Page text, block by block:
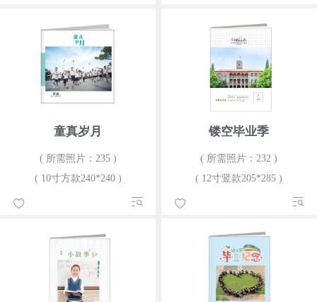
童真岁月
( 所需照片：235 )
( 10寸方款240*240 )
镂空毕业季
( 所需照片：232 )
( 12寸竖款205*285 )